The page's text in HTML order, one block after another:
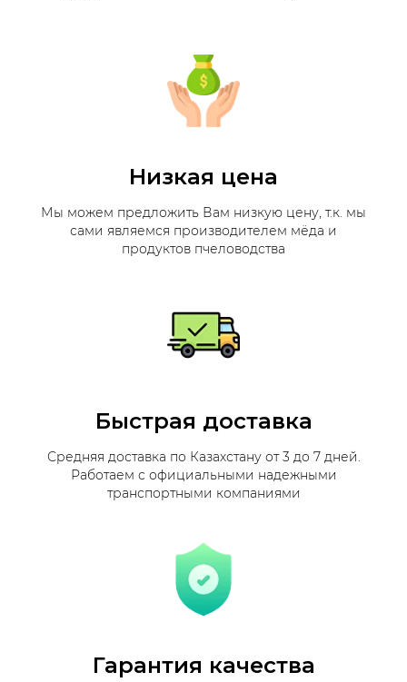
Низкая цена
Мы можем предложить Вам низкую цену, т.к. мы
сами являемся производителем мёда и
продуктов пчеловодства
Быстрая доставка
Средняя доставка по Казахстану от 3 до 7 дней.
Работаем с официальными надежными
транспортными компаниями
Гарантия качества